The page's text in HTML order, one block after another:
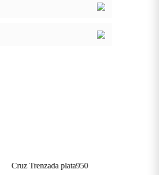
Cruz Trenzada plata950